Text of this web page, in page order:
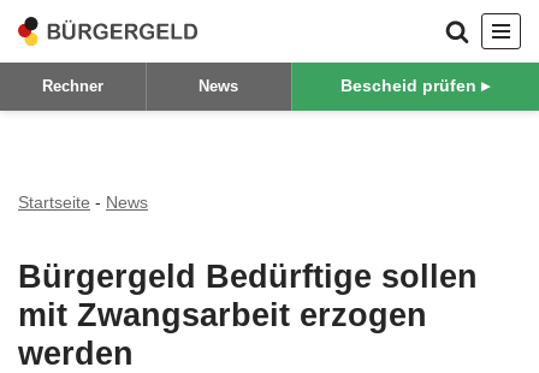
Zum
Inhalt
Rechner News Bescheid prüfen ▸
Startseite - News
Bürgergeld Bedürftige sollen
mit Zwangsarbeit erzogen
werden